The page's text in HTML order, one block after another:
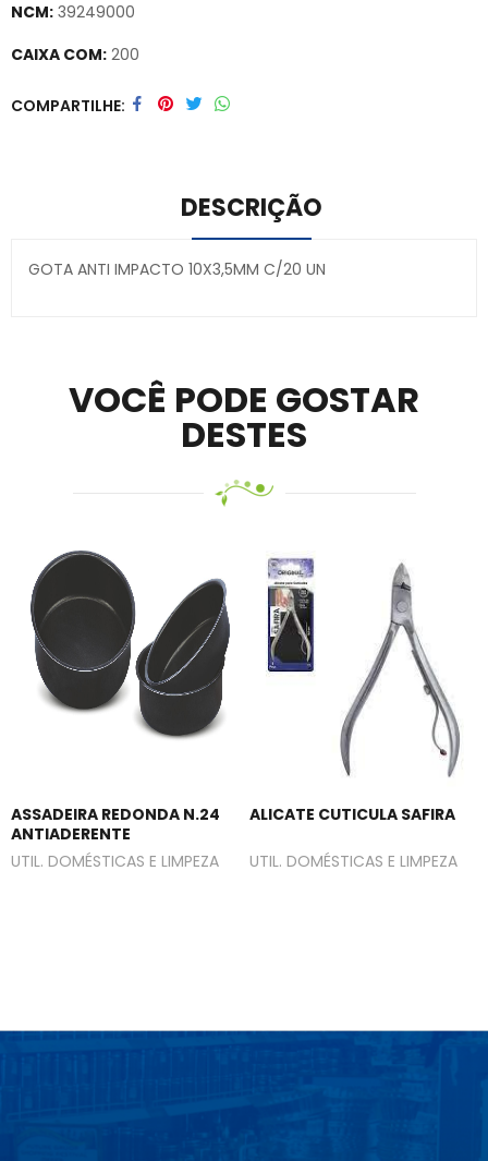
NCM: 39249000
CAIXA COM: 200
Secure crypto portfolio manager for desktops and mobile –
COMPARTILHE
DESCRIÇÃO
GOTA ANTI IMPACTO 10X3,5MM C/20 UN
VOCÊ PODE GOSTAR
DESTES
ASSADEIRA REDONDA N.24
ANTIADERENTE
UTIL. DOMÉSTICAS E LIMPEZA
ALICATE CUTICULA SAFIRA
UTIL. DOMÉSTICAS E LIMPEZA